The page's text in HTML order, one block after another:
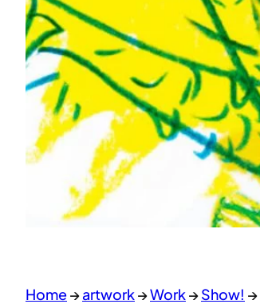
Home→artwork→Work→Show! →